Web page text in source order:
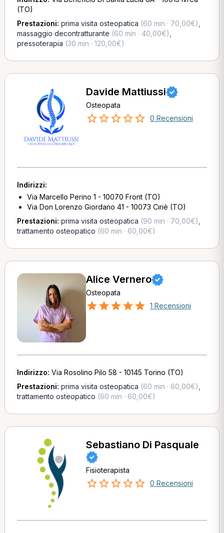
(TO)
Prestazioni: prima visita osteopatica (60 min · 70,00€)
massaggio decontratturante (60 min · 40,00€)
pressoterapia (30 min · 120,00€)
Davide Mattiussi
Osteopata
0 Recensioni
Indirizzi:
Via Marcello Perino 1 - 10070 Front (TO)
Via Don Lorenzo Giordano 41 - 10073 Ciriè (TO)
Prestazioni: prima visita osteopatica (90 min · 70,00€)
trattamento osteopatico (60 min · 60,00€)
Alice Vernero
Osteopata
1 Recensioni
Indirizzo: Via Rosolino Pilo 58 - 10145 Torino (TO)
Prestazioni: prima visita osteopatica (60 min · 60,00€)
trattamento osteopatico (60 min · 60,00€)
Sebastiano Di Pasquale
Fisioterapista
0 Recensioni